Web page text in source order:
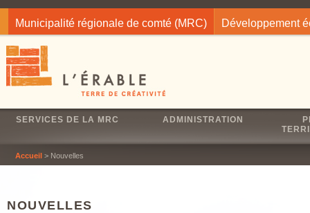
Municipalité régionale de comté (MRC) Développement
SERVICES DE LA MRC ADMINISTRATION
Accueil > Nouvelles
NOUVELLES